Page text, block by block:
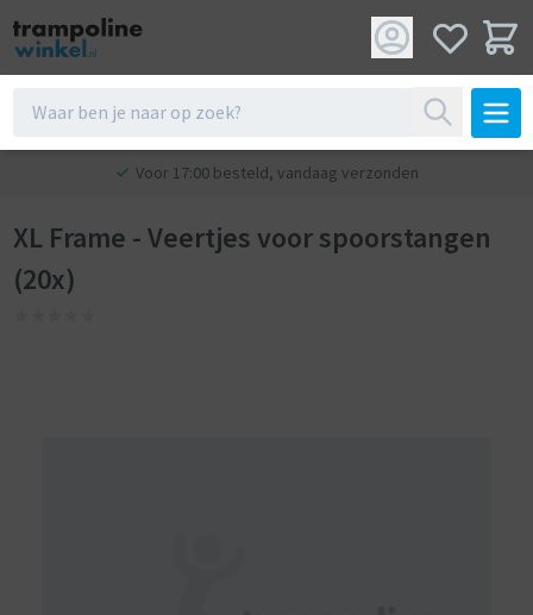
Voor 17:00 besteld, vandaag verzonden
XL Frame - Veertjes voor spoorstangen
(20x)